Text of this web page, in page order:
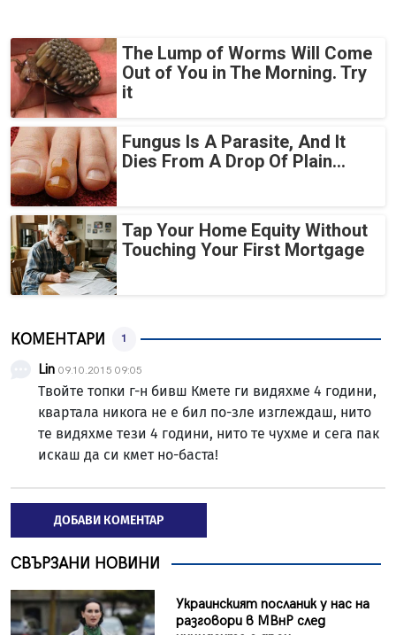
The Lump of Worms Will Come
Out of You in The Morning. Try
it
Fungus Is A Parasite, And It
Dies From A Drop Of Plain...
Tap Your Home Equity Without
Touching Your First Mortgage
КОМЕНТАРИ 1
Lin 09.10.2015 09:05
Твойте топки г-н бивш Кмете ги видяхме 4 години,
квартала никога не е бил по-зле изглеждаш, нито
те видяхме тези 4 години, нито те чухме и сега пак
искаш да си кмет но-баста!
ДОБАВИ КОМЕНТАР
СВЪРЗАНИ НОВИНИ
Украинският посланик у нас на
разговори в МВнР след